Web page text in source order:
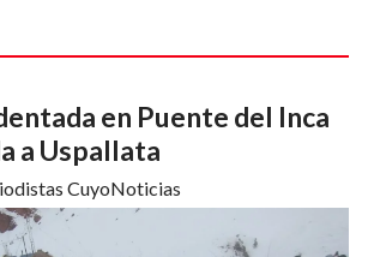
en Puente del Inca
a Uspallata
CuyoNoticias